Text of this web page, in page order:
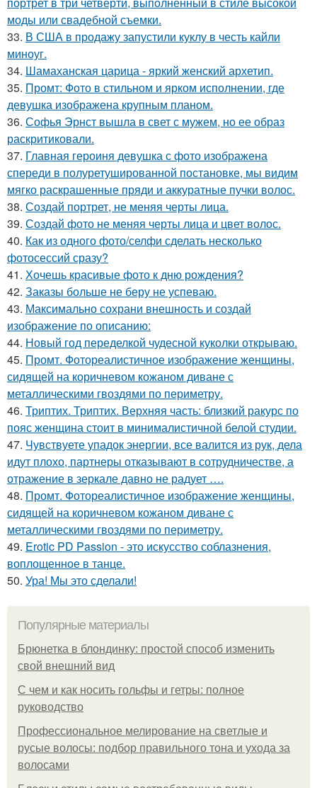
моды или свадебной съемки.
33. В США в продажу запустили куклу в честь кайли
миноуг.
34. Шамаханская царица - яркий женский архетип.
35. Промт: Фото в стильном и ярком исполнении, где
девушка изображена крупным планом.
36. Софья Эрнст вышла в свет с мужем, но ее образ
раскритиковали.
37. Главная героиня девушка с фото изображена
спереди в полуретушированной постановке, мы видим
мягко раскрашенные пряди и аккуратные пучки волос.
38. Создай портрет, не меняя черты лица.
39. Создай фото не меняя черты лица и цвет волос.
40. Как из одного фото/селфи сделать несколько
фотосессий сразу?
41. Хочешь красивые фото к дню рождения?
42. Заказы больше не беру не успеваю.
43. Максимально сохрани внешность и создай
изображение по описанию:
44. Новый год переделкой чудесной куколки открываю.
45. Промт. Фотореалистичное изображение женщины,
сидящей на коричневом кожаном диване с
металлическими гвоздями по периметру.
46. Триптих. Триптих. Верхняя часть: близкий ракурс по
пояс женщина стоит в минималистичной белой студии.
47. Чувствуете упадок энергии, все валится из рук, дела
идут плохо, партнеры отказывают в сотрудничестве, а
отражение в зеркале давно не радует ….
48. Промт. Фотореалистичное изображение женщины,
сидящей на коричневом кожаном диване с
металлическими гвоздями по периметру.
49. Erotic PD Passion - это искусство соблазнения,
воплощенное в танце.
50. Ура! Мы это сделали!
Популярные материалы
Брюнетка в блондинку: простой способ изменить
свой внешний вид
С чем и как носить гольфы и гетры: полное
руководство
Профессиональное мелирование на светлые и
русые волосы: подбор правильного тона и ухода за
волосами